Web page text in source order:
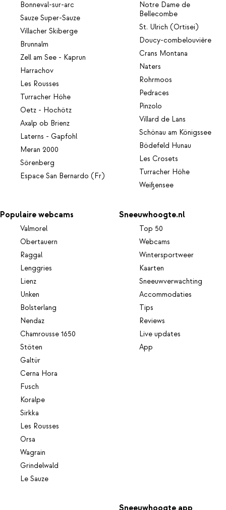
Bonneval-sur-arc
Sauze Super-Sauze
Villacher Skiberge
Brunnalm
Zell am See - Kaprun
Harrachov
Les Rousses
Turracher Höhe
Oetz - Hochötz
Axalp ob Brienz
Laterns - Gapfohl
Meran 2000
Sörenberg
Espace San Bernardo (Fr)
Notre Dame de
Bellecombe
St. Ulrich (Ortisei)
Doucy-combelouvière
Crans Montana
Naters
Rohrmoos
Pedraces
Pinzolo
Villard de Lans
Schönau am Königssee
Bödefeld Hunau
Les Crosets
Turracher Höhe
Weißensee
Populaire webcams
Valmorel
Obertauern
Raggal
Lenggries
Lienz
Unken
Bolsterlang
Nendaz
Chamrousse 1650
Stöten
Galtür
Cerna Hora
Fusch
Koralpe
Sirkka
Les Rousses
Orsa
Wagrain
Grindelwald
Le Sauze
Sneeuwhoogte.nl
Top 50
Webcams
Wintersportweer
Kaarten
Sneeuwverwachting
Accommodaties
Tips
Reviews
Live updates
App